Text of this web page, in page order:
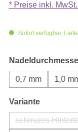
* Preise inkl.
Sofort verfügbar,
0,7 mm 1,0
Varianteauswählen
schmales
(Diese